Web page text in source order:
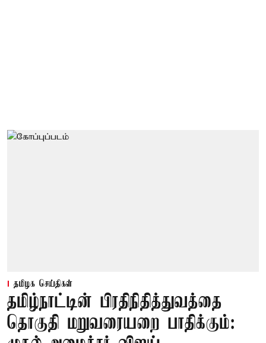
தமிழக செய்திகள்
தமிழ்நாட்டின் பிரதிநிதித்துவத்தை
தொகுதி மறுவரையறை பாதிக்கும்: